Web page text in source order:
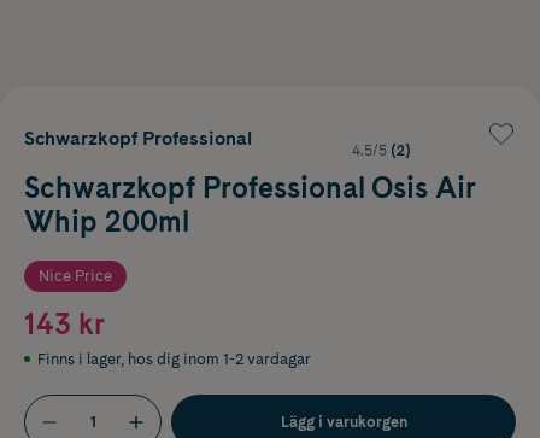
Schwarzkopf Professional
4.5/5 (2)
Schwarzkopf Professional Osis Air
Whip 200ml
Nice Price
143 kr
Finns i lager, hos dig inom 1-2 vardagar
Lägg i varukorgen